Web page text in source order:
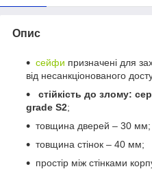
Опис
сейфи призначені для
від несанкціонованого
стійкість до злому:
grade S2;
товщина дверей – 30 мм;
товщина стінок – 40 мм;
простір між стінками